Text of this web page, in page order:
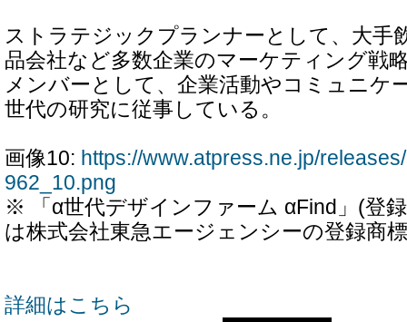
ストラテジックプランナーとして、大手
品会社など多数企業のマーケティング戦
メンバーとして、企業活動やコミュニケ
世代の研究に従事している。
画像10: https://www.atpress.ne.jp/
962_10.png
※ 「α世代デザインファーム αFind」(登
は株式会社東急エージェンシーの登録商
詳細はこちら